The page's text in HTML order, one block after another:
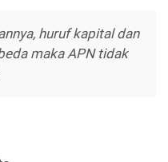
huruf kapital dan
maka APN tidak